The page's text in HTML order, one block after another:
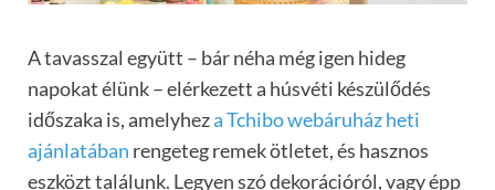
A tavasszal együtt – bár néha még igen hideg
napokat élünk – elérkezett a húsvéti készülődés
időszaka is, amelyheza Tchibo webáruház heti
ajánlatában rengeteg remek ötletet, és hasznos
eszközt találunk. Legyen szó dekorációról, vagy épp